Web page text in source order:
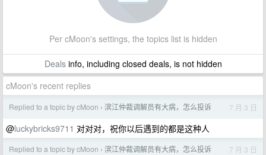
Per cMoon's settings, the topics list is hidden
Dealsinfo, including closed deals, is not hidden
cMoon's recent replies
Replied to a topic by cMoon › 滨江仲裁调解员有大病，怎么投诉 7 月 3 日
@luckybricks9711 对对对，祝你以后遇到的都是这种人
Replied to a topic by cMoon › 滨江仲裁调解员有大病，怎么投诉 7 月 3 日